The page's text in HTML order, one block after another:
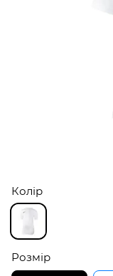
Колір
Розмір